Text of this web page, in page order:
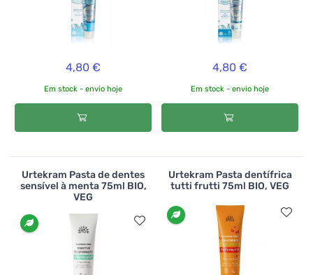
4,80 €
Em stock - envio hoje
4,80 €
Em stock - envio hoje
Urtekram Pasta de dentes
sensível à menta 75ml BIO,
VEG
Urtekram Pasta dentífrica
tutti frutti 75ml BIO, VEG